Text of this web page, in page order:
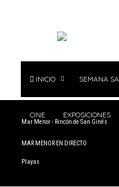
INICIO SEMANA
CINE EXPOSICIONES
Mar Menor - Rincón de San Ginés
MAR MENOR EN DIRECTO
Playas